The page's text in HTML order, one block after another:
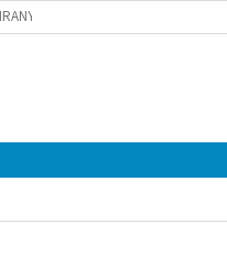
OSOBNÝCH ÚDAJOV